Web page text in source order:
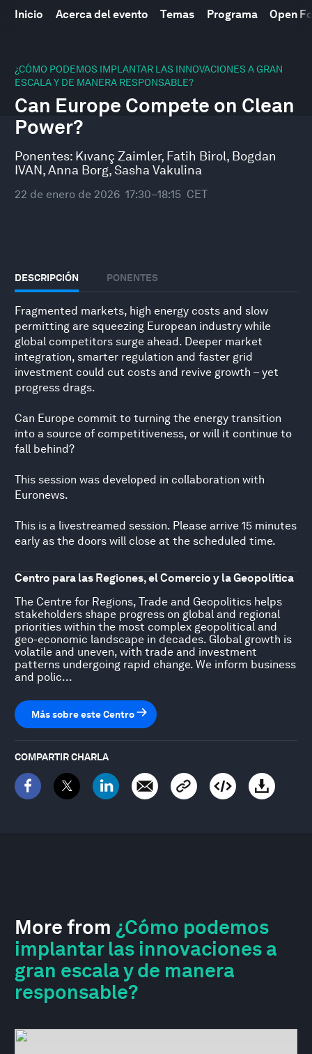
Inicio Acerca del evento Temas Programa Open
¿CÓMO PODEMOS IMPLANTAR LAS INNOVACIONES A GRAN
ESCALA Y DE MANERA RESPONSABLE?
Can Europe Compete on Clean
Power?
Ponentes: Kıvanç Zaimler, Fatih Birol, Bogdan
IVAN,Anna Borg,Sasha Vakulina
22 de enero de 2026 17:30–18:15 CET
DESCRIPCIÓN PONENTES
Fragmented markets, high energy costs and slow
permitting are squeezing European industry while
global competitors surge ahead. Deeper market
integration, smarter regulation and faster grid
investment could cut costs and revive growth – yet
progress drags.
Can Europe commit to turning the energy transition
into a source of competitiveness, or will it continue to
fall behind?
This session was developed in collaboration with
Euronews.
This is a livestreamed session. Please arrive 15 minutes
early as the doors will close at the scheduled time.
Centro para las Regiones, el Comercio y la Geopolítica
The Centre for Regions, Trade and Geopolitics helps
stakeholders shape progress on global and regional
priorities within the most complex geopolitical and
geo-economic landscape in decades. Global growth is
volatile and uneven, with trade and investment
patterns undergoing rapid change. We inform business
and polic...
Más sobre este Centro
COMPARTIR CHARLA
More from ¿Cómo podemos
implantar las innovaciones a
gran escala y de manera
responsable?
seconds
of
minutes,
10
seconds